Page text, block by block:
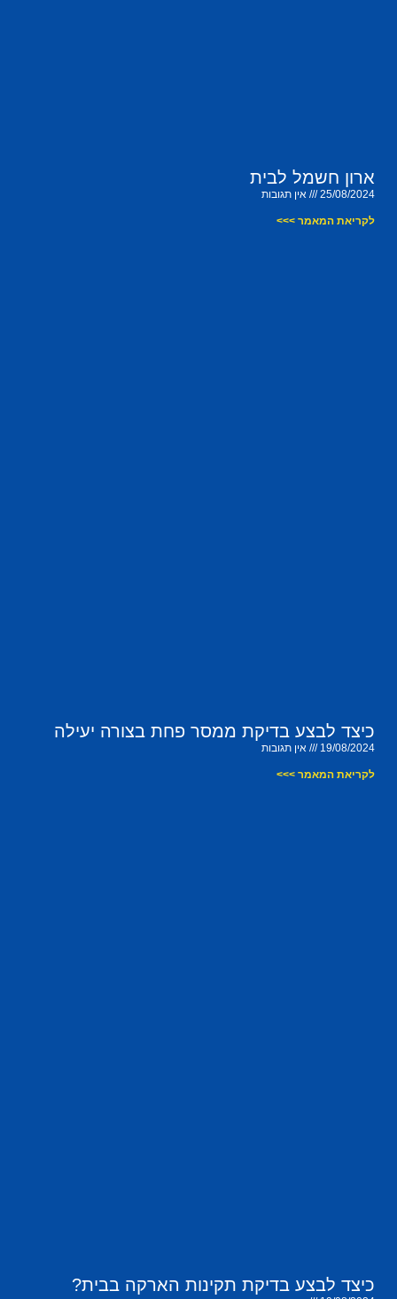
ארון חשמל לבית
25/08/2024 אין תגובות
לקריאת המאמר >>>
כיצד לבצע בדיקת ממסר פחת בצורה יעילה
19/08/2024 אין תגובות
לקריאת המאמר >>>
כיצד לבצע בדיקת תקינות הארקה בבית?